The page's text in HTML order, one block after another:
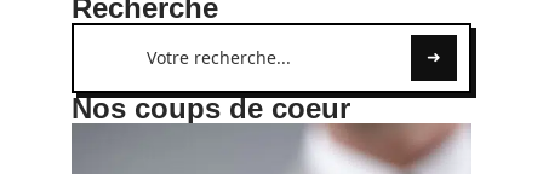
Recherche
Nos coups de coeur